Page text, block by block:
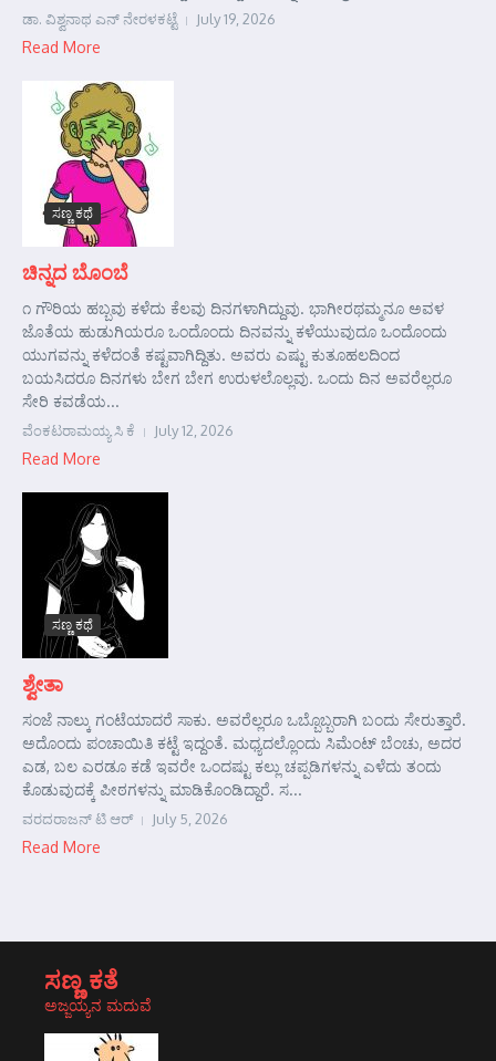
ಡಾ. ವಿಶ್ವನಾಥ ಎನ್ ನೇರಳಕಟ್ಟೆ July 19, 2026
Read More
ಸಣ್ಣ ಕಥೆ
ಚಿನ್ನದ ಬೊಂಬೆ
೧ ಗೌರಿಯ ಹಬ್ಬವು ಕಳೆದು ಕೆಲವು ದಿನಗಳಾಗಿದ್ದುವು. ಭಾಗೀರಥಮ್ಮನೂ ಅವಳ
ಜೊತೆಯ ಹುಡುಗಿಯರೂ ಒಂದೊಂದು ದಿನವನ್ನು ಕಳೆಯುವುದೂ ಒಂದೊಂದು
ಯುಗವನ್ನು ಕಳೆದಂತೆ ಕಷ್ಟವಾಗಿದ್ದಿತು. ಅವರು ಎಷ್ಟು ಕುತೂಹಲದಿಂದ
ಬಯಸಿದರೂ ದಿನಗಳು ಬೇಗ ಬೇಗ ಉರುಳಲೊಲ್ಲವು. ಒಂದು ದಿನ ಅವರೆಲ್ಲರೂ
ಸೇರಿ ಕವಡೆಯ...
ವೆಂಕಟರಾಮಯ್ಯ ಸಿ ಕೆ July 12, 2026
Read More
ಸಣ್ಣ ಕಥೆ
ಶ್ವೇತಾ
ಸಂಜೆ ನಾಲ್ಕು ಗಂಟೆಯಾದರೆ ಸಾಕು. ಅವರೆಲ್ಲರೂ ಒಬ್ಬೊಬ್ಬರಾಗಿ ಬಂದು ಸೇರುತ್ತಾರೆ.
ಅದೊಂದು ಪಂಚಾಯಿತಿ ಕಟ್ಟೆ ಇದ್ದಂತೆ. ಮಧ್ಯದಲ್ಲೊಂದು ಸಿಮೆಂಟ್ ಬೆಂಚು, ಅದರ
ಎಡ, ಬಲ ಎರಡೂ ಕಡೆ ಇವರೇ ಒಂದಷ್ಟು ಕಲ್ಲು ಚಪ್ಪಡಿಗಳನ್ನು ಎಳೆದು ತಂದು
ಕೊಡುವುದಕ್ಕೆ ಪೀಠಗಳನ್ನು ಮಾಡಿಕೊಂಡಿದ್ದಾರೆ. ಸ...
ವರದರಾಜನ್ ಟಿ ಆರ್ July 5, 2026
Read More
ಸಣ್ಣ ಕತೆ
ಅಜ್ಜಯ್ಯನ ಮದುವೆ